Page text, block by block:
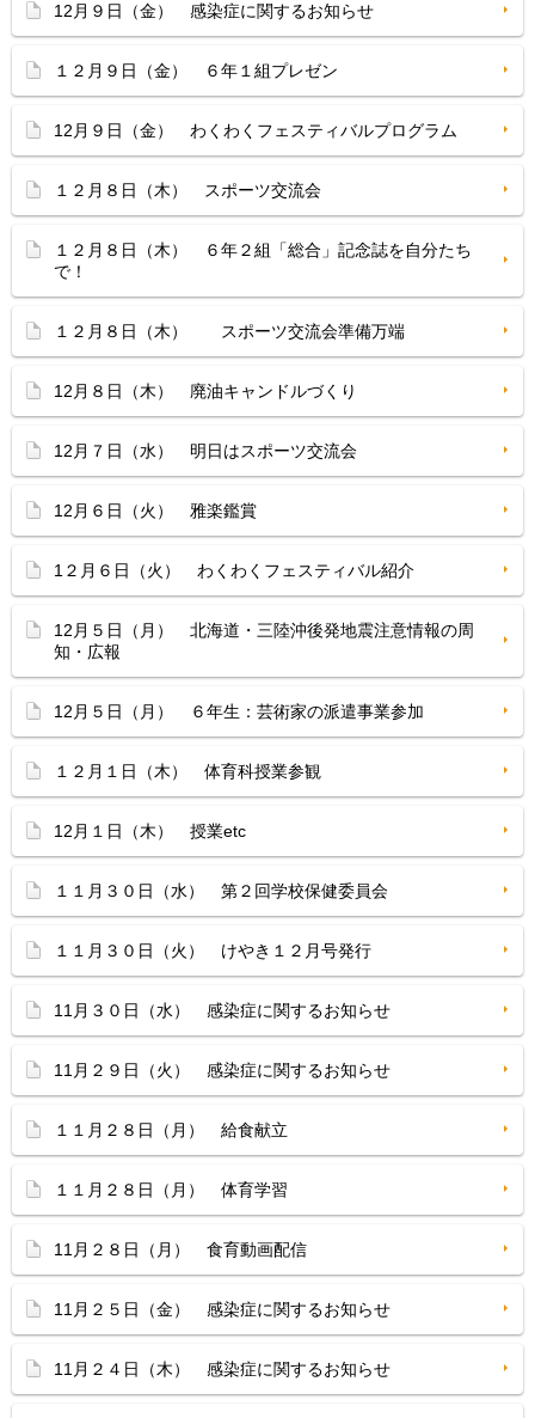
12月９日（金） 感染症に関するお知らせ
１２月９日（金） ６年１組プレゼン
12月９日（金） わくわくフェスティバルプログラム
１２月８日（木） スポーツ交流会
１２月８日（木） ６年２組「総合」記念誌を自分たち
で！
１２月８日（木） スポーツ交流会準備万端
12月８日（木） 廃油キャンドルづくり
12月７日（水） 明日はスポーツ交流会
12月６日（火） 雅楽鑑賞
1２月６日（火） わくわくフェスティバル紹介
12月５日（月） 北海道・三陸沖後発地震注意情報の周
知・広報
12月５日（月） ６年生：芸術家の派遣事業参加
１２月１日（木） 体育科授業参観
12月１日（木） 授業etc
１１月３０日（水） 第２回学校保健委員会
１１月３０日（火） けやき１２月号発行
11月３０日（水） 感染症に関するお知らせ
11月２９日（火） 感染症に関するお知らせ
１１月２８日（月） 給食献立
１１月２８日（月） 体育学習
11月２８日（月） 食育動画配信
11月２５日（金） 感染症に関するお知らせ
11月２４日（木） 感染症に関するお知らせ